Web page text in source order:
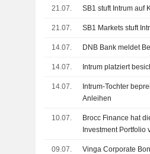
21.07. SB1 stuft Intrum auf
21.07. SB1 Markets stuft
14.07. DNB Bank meldet
14.07. Intrum platziert
14.07.
Intrum-Tochter
Anleihen
10.07.
Brocc Finance hat
Investment Portfolio
09.07.
Vinga Corporate